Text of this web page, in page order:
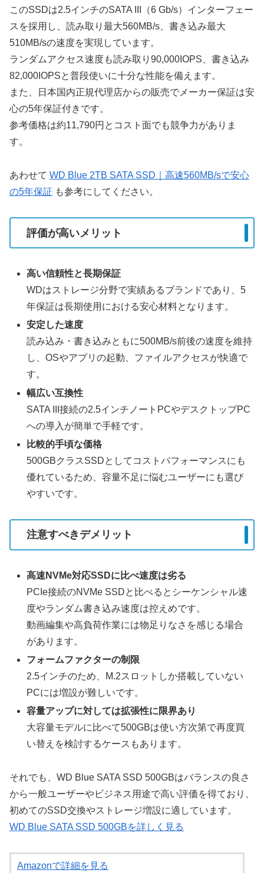
このSSDは2.5インチのSATA III（6 Gb/s）インターフェー
スを採用し、読み取り最大560MB/s、書き込み最大
510MB/sの速度を実現しています。
ランダムアクセス速度も読み取り90,000IOPS、書き込み
82,000IOPSと普段使いに十分な性能を備えます。
また、日本国内正規代理店からの販売でメーカー保証は安
心の5年保証付きです。
参考価格は約11,790円とコスト面でも競争力がありま
す。
あわせて WD Blue 2TB SATA SSD｜高速560MB/sで安心
の5年保証 も参考にしてください。
評価が高いメリット
高い信頼性と長期保証
WDはストレージ分野で実績あるブランドであり、5
年保証は長期使用における安心材料となります。
安定した速度
読み込み・書き込みともに500MB/s前後の速度を維持
し、OSやアプリの起動、ファイルアクセスが快適で
す。
幅広い互換性
SATA III接続の2.5インチノートPCやデスクトップPC
への導入が簡単で手軽です。
比較的手頃な価格
500GBクラスSSDとしてコストパフォーマンスにも
優れているため、容量不足に悩むユーザーにも選び
やすいです。
注意すべきデメリット
高速NVMe対応SSDに比べ速度は劣る
PCIe接続のNVMe SSDと比べるとシーケンシャル速
度やランダム書き込み速度は控えめです。
動画編集や高負荷作業には物足りなさを感じる場合
があります。
フォームファクターの制限
2.5インチのため、M.2スロットしか搭載していない
PCには増設が難しいです。
容量アップに対しては拡張性に限界あり
大容量モデルに比べて500GBは使い方次第で再度買
い替えを検討するケースもあります。
それでも、WD Blue SATA SSD 500GBはバランスの良さ
から一般ユーザーやビジネス用途で高い評価を得ており、
初めてのSSD交換やストレージ増設に適しています。
WD Blue SATA SSD 500GBを詳しく見る
Amazonで詳細を見る